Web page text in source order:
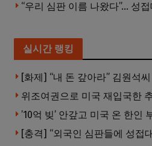
실시간 랭킹